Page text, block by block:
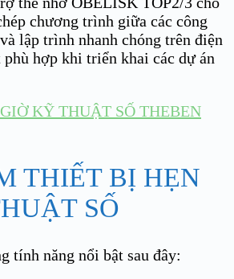
chương trình giữa các công
lập trình nhanh chóng trên điện
phù hợp khi triển khai các dự án
THIẾT BỊ HẸN
SỐ
tính năng nổi bật sau đây: